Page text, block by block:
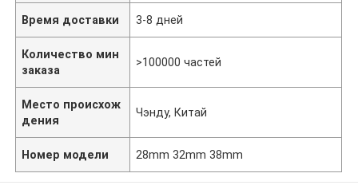
Время доставки 3-8 дней
Количество мин
заказа
>100000 частей
Место происхож
дения
Чэнду, Китай
Номер модели 28mm 32mm 38mm